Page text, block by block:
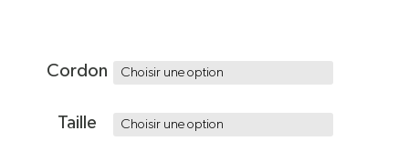
Cordon
Taille